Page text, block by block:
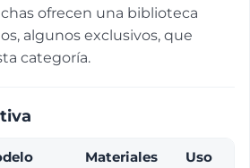
ofrecen una biblioteca
algunos exclusivos, que
categoría.
Materiales
Uso